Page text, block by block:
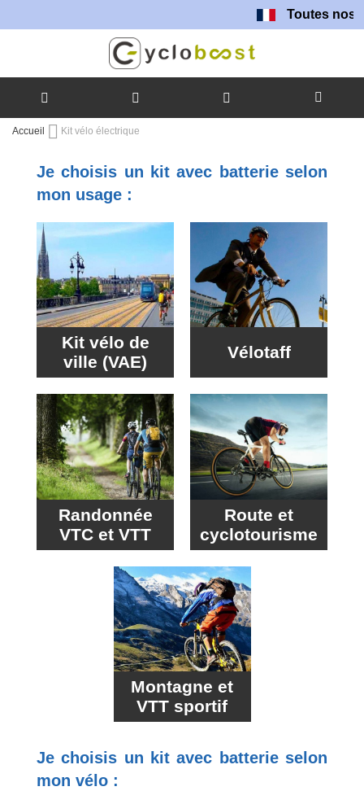
Toutes nos batteries
Allez
Accueil Kit vélo électrique
Je choisis un kit avec batterie selon
mon usage :
Kit vélo de
ville (VAE)
Vélotaff
Randonnée
VTC et VTT
Route et
cyclotourisme
Montagne et
VTT sportif
Je choisis un kit avec batterie selon
mon vélo :